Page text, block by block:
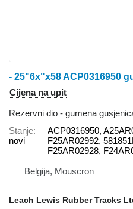
Cijena na upit
Rezervni dio - gumena
Stanje
novi
ACP0316950,
F25AR02992,
F25AR02928,
Belgija, Mouscron
Leach Lewis Rubber Tracks